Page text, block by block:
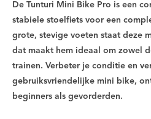
De Tunturi Mini Bike Pro is een
stabiele stoelfiets voor een
grote, stevige voeten staat deze
dat maakt hem ideaal om zowel
trainen. Verbeter je conditie en
gebruiksvriendelijke mini bike,
beginners als gevorderden.